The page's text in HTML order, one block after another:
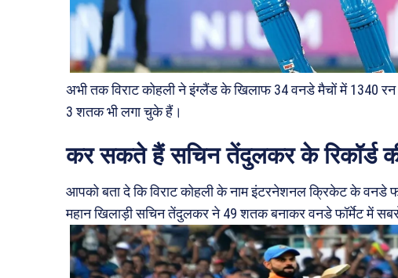
अभी तक विराट कोहली ने इंग्लैंड के खिलाफ 34 वनडे मैचों में 1340
3 शतक भी लगा चुके हैं।
कर सकते हैं सचिन तेंदुलकर के रिकॉर्ड की
आपको बता दे कि विराट कोहली के नाम इंटरनेशनल क्रिकेट के वनडे
महान खिलाड़ी सचिन तेंदुलकर ने 49 शतक बनाकर वनडे फॉर्मेट में